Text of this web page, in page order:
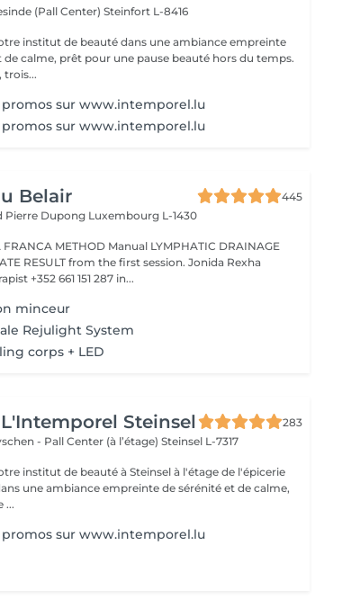
(Pall Center)Steinfort L-8416
institut de beauté dans une ambiance empreinte
de calme, prêt pour une pause beauté hors du temps.
trois...
promos sur www.intemporel.lu
promos sur www.intemporel.lu
Belair
445
Pierre Dupong Luxembourg L-1430
Manual LYMPHATIC DRAINAGE
first session. Jonida Rexha
+352 661 151 287 in...
minceur
Rejulight System
corps + LED
Steinsel
283
- Pall Center (à l’étage)Steinsel L-7317
institut de beauté à Steinsel à l'étage de l'épicerie
une ambiance empreinte de sérénité et de calme,
...
promos sur www.intemporel.lu